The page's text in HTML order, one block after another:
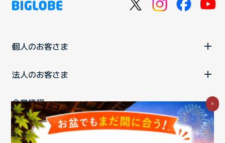
個人のお客さま
法人のお客さま
企業情報
ご利用中の方
×